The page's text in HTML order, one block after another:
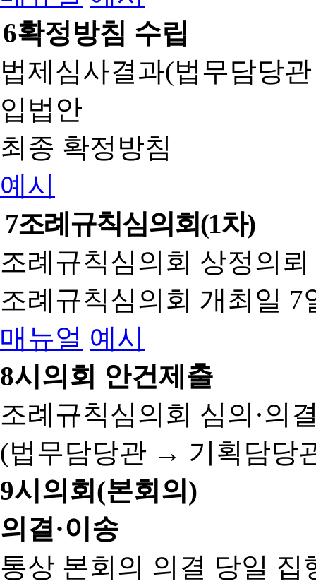
6확정방침 수립
법제심사결과(법무담당
입법안
최종 확정방침
예시
7조례규칙심의회(1차)
조례규칙심의회 상정의
조례규칙심의회 개최일 7
매뉴얼 예시
8시의회 안건제출
조례규칙심의회 심의·의
(법무담당관 → 기획담당
9시의회(본회의)
의결·이송
통상 본회의 의결 당일 집